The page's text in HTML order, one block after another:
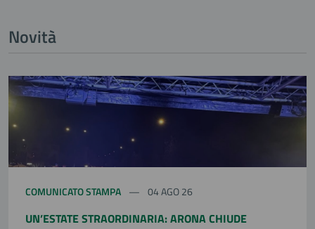
Novità
COMUNICATO STAMPA 04 AGO 26
UN’ESTATE STRAORDINARIA: ARONA CHIUDE